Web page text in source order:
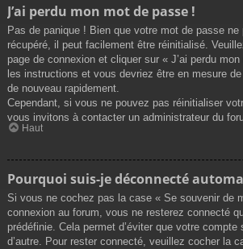
J’ai perdu mon mot de passe !
Pas de panique ! Bien que votre mot de passe
récupéré, il peut facilement être réinitialisé.
page de connexion et cliquer sur « J’ai perdu
les instructions et vous devriez être en mesure
de nouveau rapidement.
Cependant, si vous ne pouvez pas réinitialiser
vous invitons à contacter un administrateur du
Haut
Pourquoi suis-je déconnecté
Si vous ne cochez pas la case « Se souvenir de
connexion au forum, vous ne resterez connecté
prédéfinie. Cela permet d’éviter que votre compte
d’autre. Pour rester connecté, veuillez cocher la